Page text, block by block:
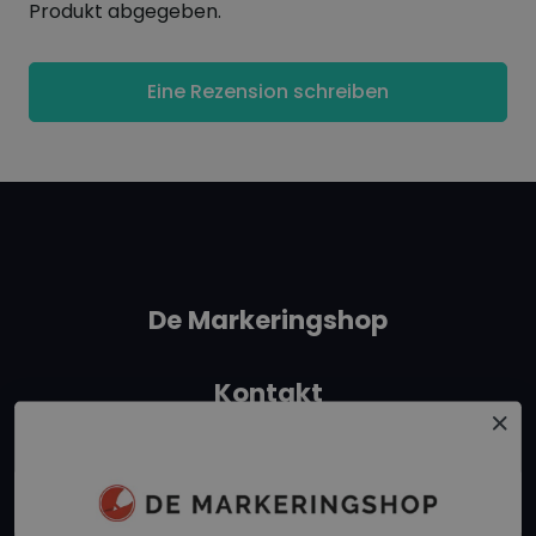
Produkt abgegeben.
Eine Rezension schreiben
De Markeringshop
Kontakt